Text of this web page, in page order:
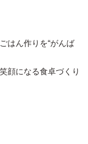
はん作りを“がんば
顔になる食卓づくり